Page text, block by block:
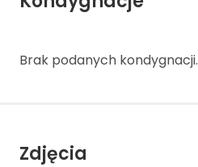
Brak podanych kondygnacji.
Zdjęcia